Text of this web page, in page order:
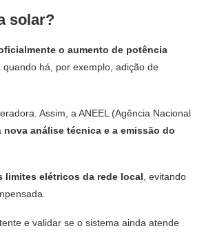
solar?
o aumento de potência
há, por exemplo, adição de
Assim, a ANEEL (Agência Nacional
nova análise técnica e a emissão do
limites elétricos da rede local , evitando
e validar se o sistema ainda atende